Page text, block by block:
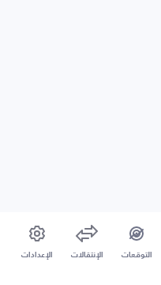
التوقعات الإنتقالات الإعدادات